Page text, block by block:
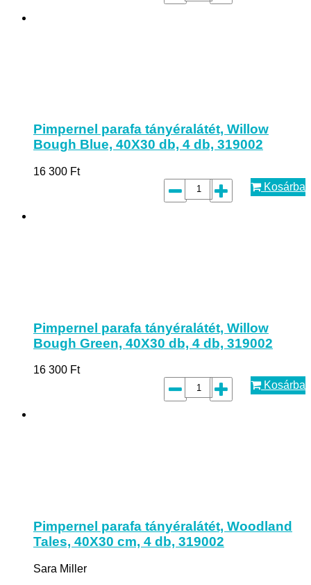
Pimpernel parafa tányéralátét, Willow
Bough Blue, 40X30 db, 4 db, 319002
16 300 Ft
Kosárba
Pimpernel parafa tányéralátét, Willow
Bough Green, 40X30 db, 4 db, 319002
16 300 Ft
Kosárba
Pimpernel parafa tányéralátét, Woodland
Tales, 40X30 cm, 4 db, 319002
Sara Miller